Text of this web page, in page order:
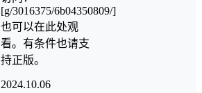
[g/3016375/6b04350809/]
也可以在此处观
看。有条件也请支
持正版。
2024.10.06